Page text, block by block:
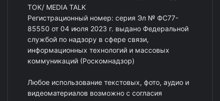
ТОК/ MEDIA TALK
Регистрационный номер: серия Эл № ФС77-
85550 от 04 июля 2023 г. выдано Федеральной
службой по надзору в сфере связи,
информационных технологий и массовых
коммуникаций (Роскомнадзор)
Любое использование текстовых, фото, аудио и
видеоматериалов возможно с согласия